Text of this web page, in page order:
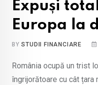
Expuși
Europa la
BYSTUDII FINANCIARE
România ocupă un trist
îngrijorătoare cu cât